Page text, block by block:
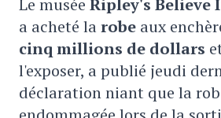
Le musée Ripley's Believe
a acheté larobe aux
cinq millions de dollars
l'exposer, a publié jeudi
déclaration niant que la